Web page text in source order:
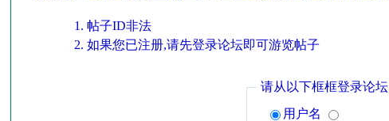
帖子ID非法
如果您已注册,请先登录论坛即可游览帖子
请从以下框框登录论坛
用户名